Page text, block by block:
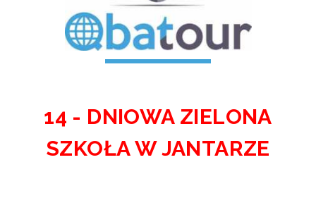
14 - DNIOWA ZIELONA
SZKOŁA W JANTARZE